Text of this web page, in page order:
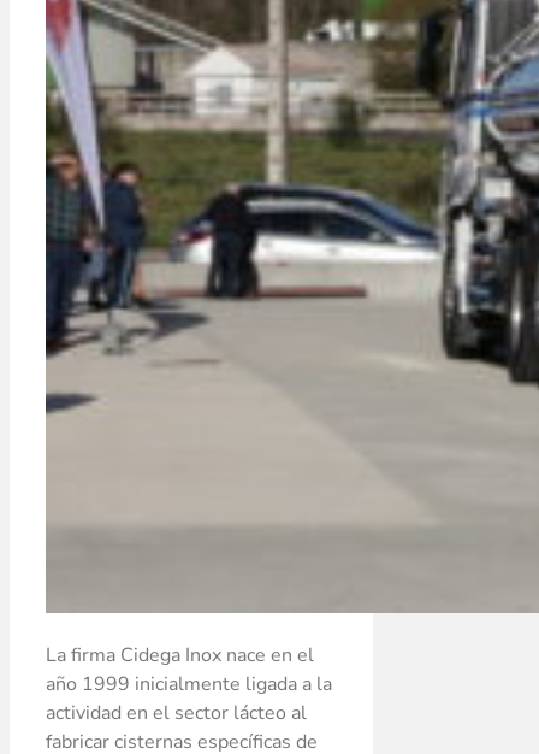
La firma Cidega Inox nace en el
año 1999 inicialmente ligada a la
actividad en el sector lácteo al
fabricar cisternas específicas de